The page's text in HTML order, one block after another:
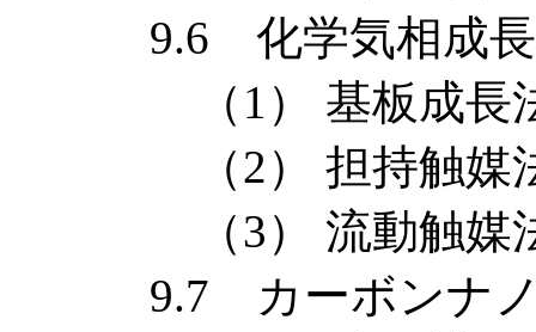
9.6 化学気相成長
（1） 基板成長
（2） 担持触媒
（3） 流動触媒
9.7 カーボンナノ